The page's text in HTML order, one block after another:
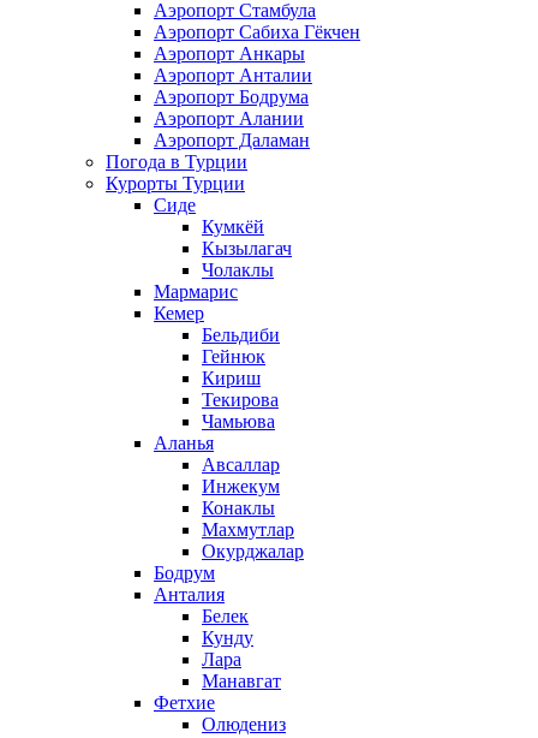
Аэропорт Стамбула
Аэропорт Сабиха Гёкчен
Аэропорт Анкары
Аэропорт Анталии
Аэропорт Бодрума
Аэропорт Алании
Аэропорт Даламан
Погода в Турции
Курорты Турции
Сиде
Кумкёй
Кызылагач
Чолаклы
Мармарис
Кемер
Бельдиби
Гейнюк
Кириш
Текирова
Чамьюва
Аланья
Авсаллар
Инжекум
Конаклы
Махмутлар
Окурджалар
Бодрум
Анталия
Белек
Кунду
Лара
Манавгат
Фетхие
Олюдениз